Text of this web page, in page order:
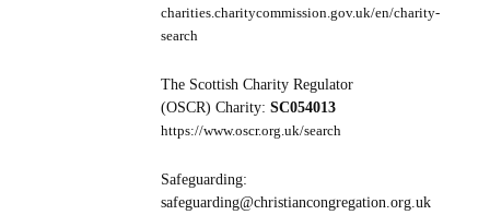
charities.charitycommission.gov.uk/en/charity-
search
The Scottish Charity Regulator
(OSCR) Charity: SC054013
https://www.oscr.org.uk/search
Safeguarding:
safeguarding@christiancongregation.org.uk